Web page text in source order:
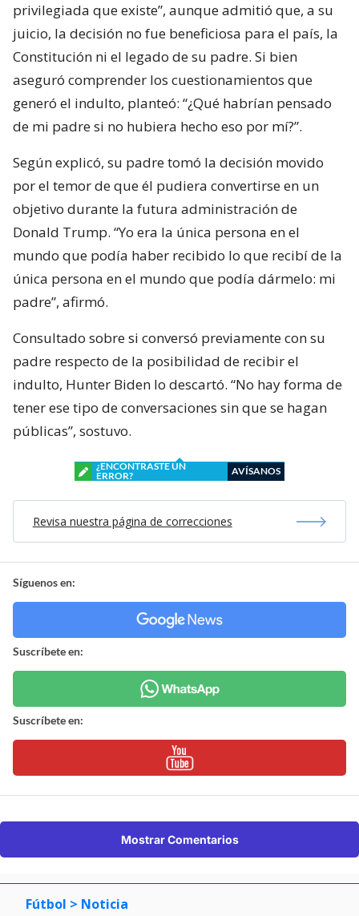
privilegiada que existe”, aunque admitió que, a su
juicio, la decisión no fue beneficiosa para el país, la
Constitución ni el legado de su padre. Si bien
aseguró comprender los cuestionamientos que
generó el indulto, planteó: “¿Qué habrían pensado
de mi padre si no hubiera hecho eso por mí?”.
Según explicó, su padre tomó la decisión movido
por el temor de que él pudiera convertirse en un
objetivo durante la futura administración de
Donald Trump. “Yo era la única persona en el
mundo que podía haber recibido lo que recibí de la
única persona en el mundo que podía dármelo: mi
padre”, afirmó.
Consultado sobre si conversó previamente con su
padre respecto de la posibilidad de recibir el
indulto, Hunter Biden lo descartó. “No hay forma de
tener ese tipo de conversaciones sin que se hagan
públicas”, sostuvo.
¿ENCONTRASTE UN
ERROR?
AVÍSANOS
Revisa nuestra página de correcciones
Síguenos en:
Suscríbete en:
Suscríbete en:
Mostrar Comentarios
Fútbol > Noticia